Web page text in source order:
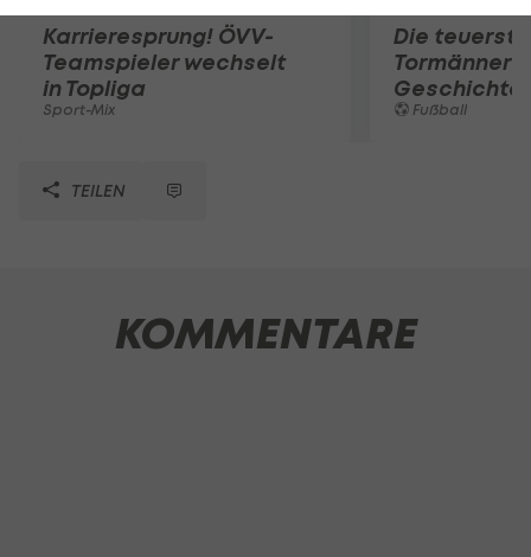
Karrieresprung! ÖVV-
Teamspieler wechselt
in Topliga
Sport-Mix
Die
Tormänner
Geschichte
Fußball
TEILEN
KOMMENTARE